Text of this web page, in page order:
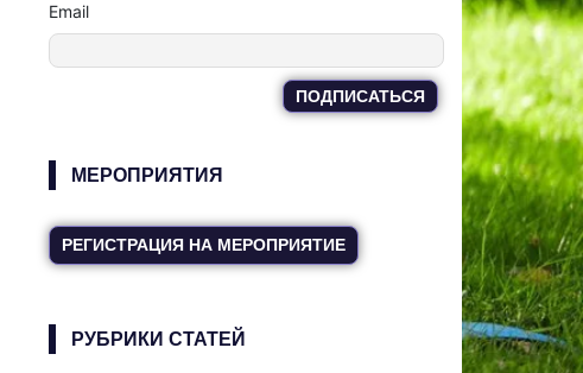
Email
МЕРОПРИЯТИЯ
РЕГИСТРАЦИЯ НА МЕРОПРИЯТИЕ
РУБРИКИ СТАТЕЙ